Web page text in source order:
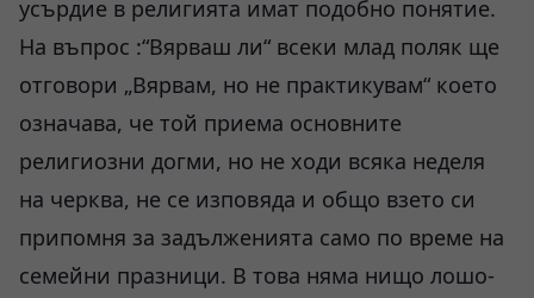
усърдие в религията имат подобно понятие.
На въпрос :“Вярваш ли“ всеки млад поляк ще
отговори „Вярвам, но не практикувам“ което
означава, че той приема основните
религиозни догми, но не ходи всяка неделя
на черква, не се изповяда и общо взето си
припомня за задълженията само по време на
семейни празници. В това няма нищо лошо-